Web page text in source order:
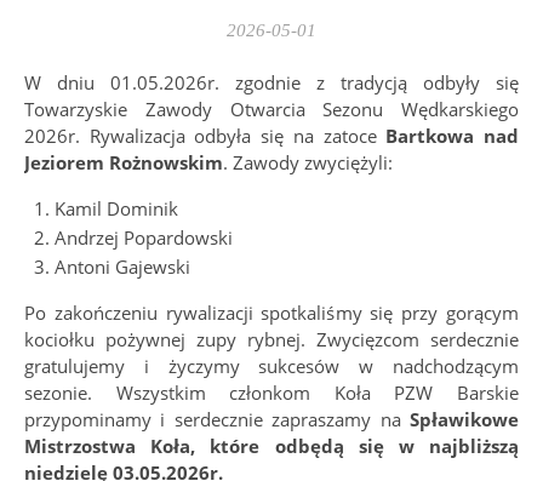
2026-05-01
W dniu 01.05.2026r. zgodnie z tradycją odbyły się
Towarzyskie Zawody Otwarcia Sezonu Wędkarskiego
2026r. Rywalizacja odbyła się na zatoce Bartkowa nad
Jeziorem Rożnowskim. Zawody zwyciężyli:
Kamil Dominik
Andrzej Popardowski
Antoni Gajewski
Po zakończeniu rywalizacji spotkaliśmy się przy gorącym
kociołku pożywnej zupy rybnej. Zwycięzcom serdecznie
gratulujemy i życzymy sukcesów w nadchodzącym
sezonie. Wszystkim członkom Koła PZW Barskie
przypominamy i serdecznie zapraszamy na Spławikowe
Mistrzostwa Koła, które odbędą się w najbliższą
niedzielę 03.05.2026r.